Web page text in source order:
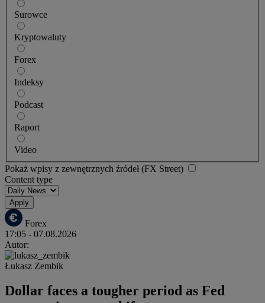
Surowce
Kryptowaluty
Forex
Indeksy
Podcast
Raport
Video
Pokaż wpisy z zewnętrznych źródeł (FX Street)
Content type
Apply
Forex
17:05 - 07.08.2026
Autor:
Łukasz Zembik
Dollar faces a tougher period as Fed